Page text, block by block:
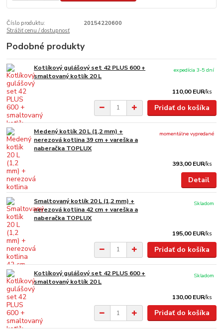
Číslo produktu:
20154220600
Strážiť cenu / dostupnosť
Podobné produkty
Kotlíkový gulášový set 42 PLUS 600 +
smaltovaný kotlík 20 L
110,00 EUR/ks
expedícia 3-5 dní
Pridať do košíka
Medený kotlík 20 L (1,2 mm) +
nerezová kotlina 39 cm + vareška a
naberačka TOPLUX
393,00 EUR/ks
momentálne vypredané
Detail
Smaltovaný kotlík 20 L (1,2 mm) +
nerezová kotlina 42 cm + vareška a
naberačka TOPLUX
195,00 EUR/ks
Skladom
Pridať do košíka
Kotlíkový gulášový set 42 PLUS 600 +
smaltovaný kotlík 20 L
130,00 EUR/ks
Skladom
Pridať do košíka